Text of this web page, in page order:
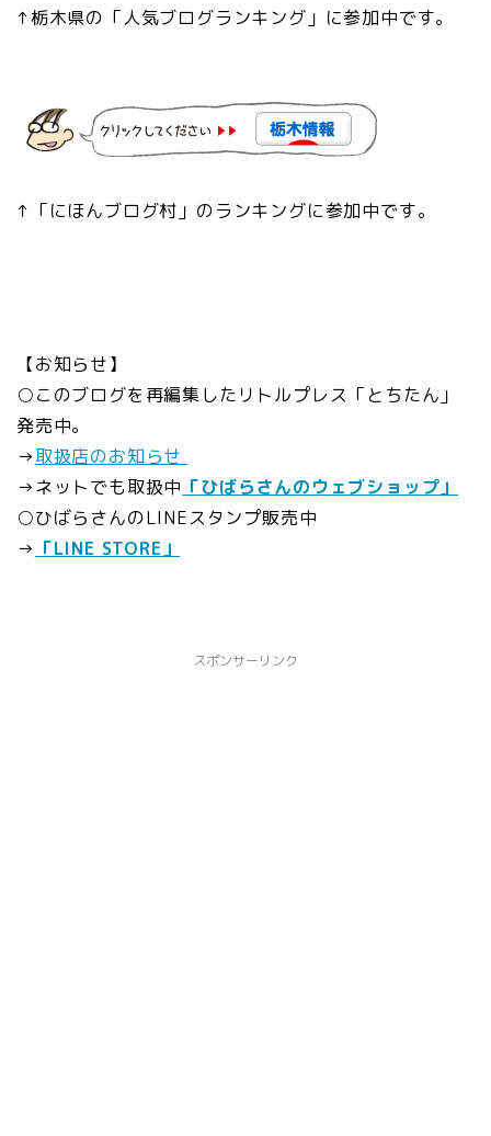
↑栃木県の「人気ブログランキング」に参加中です。
↑「にほんブログ村」のランキングに参加中です。
【お知らせ】
○このブログを再編集したリトルプレス「とちたん」
発売中。
→取扱店のお知らせ
→ネットでも取扱中 「ひばらさんのウェブショップ」
○ひばらさんのLINEスタンプ販売中
→ 「LINE STORE」
スポンサーリンク